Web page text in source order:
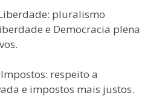
pluralismo
e Democracia plena
respeito a
e impostos mais justos.